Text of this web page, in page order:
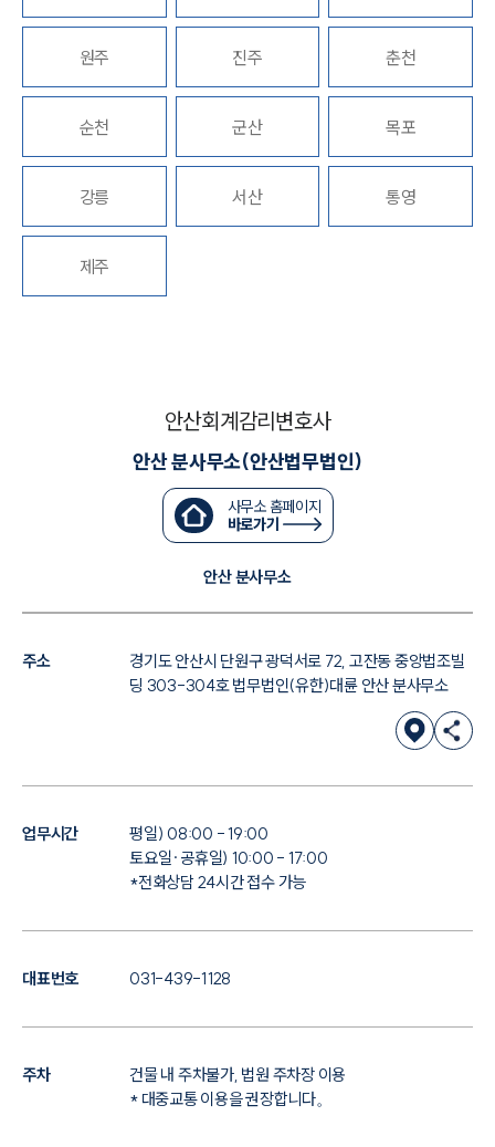
언론보도
공지사항
법률 블로그
법률서식
세미나
대륜법률상담예약
원주 진주 춘천
순천 군산 목포
강릉 서산 통영
제주
안산회계감리변호사
안산 분사무소(안산법무법인)
사무소 홈페이지
바로가기
안산 분사무소
주소
경기도 안산시 단원구 광덕서로 72, 고잔동 중앙법조빌
딩 303-304호 법무법인(유한)대륜 안산 분사무소
업무시간
평일) 08:00 - 19:00
토요일·공휴일) 10:00 - 17:00
*전화상담 24시간 접수 가능
대표번호 031-439-1128
주차
건물 내 주차불가, 법원 주차장 이용
* 대중교통 이용을 권장합니다。